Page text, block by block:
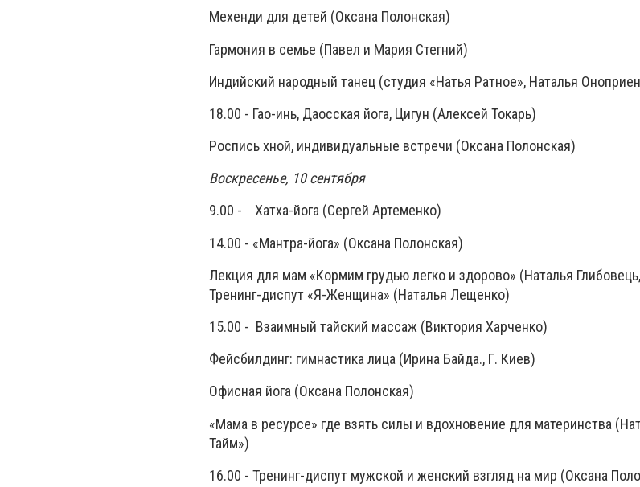
Мехенди для детей (Оксана Полонская)
Гармония в семье (Павел и Мария Стегний)
Индийский народный танец (студия «Натья Ратное», Наталья
18.00 - Гао-инь, Даосская йога, Цигун (Алексей Токарь)
Роспись хной, индивидуальные встречи (Оксана Полонская)
Воскресенье, 10 сентября
9.00 - Хатха-йога (Сергей Артеменко)
14.00 - «Мантра-йога» (Оксана Полонская)
Лекция для мам «Кормим грудью легко и здорово» (Наталья
Тренинг-диспут «Я-Женщина» (Наталья Лещенко)
15.00 - Взаимный тайский массаж (Виктория Харченко)
Фейсбилдинг: гимнастика лица (Ирина Байда., Г. Киев)
Офисная йога (Оксана Полонская)
«Мама в ресурсе» где взять силы и вдохновение для материнства
Тайм»)
16.00 - Тренинг-диспут мужской и женский взгляд на мир (Оксана